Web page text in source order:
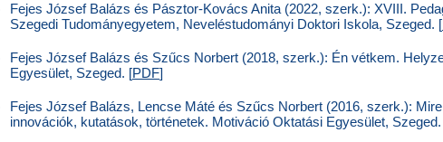
Fejes József Balázs és Pásztor-Kovács Anita (2022, szerk.): XVIII.
Szegedi Tudományegyetem, Neveléstudományi Doktori Iskola, Szeged. [
Fejes József Balázs és Szűcs Norbert (2018, szerk.): Én vétkem.
Egyesület, Szeged. [PDF]
Fejes József Balázs, Lencse Máté és Szűcs Norbert (2016, szerk.):
innovációk, kutatások, történetek. Motiváció Oktatási Egyesület,